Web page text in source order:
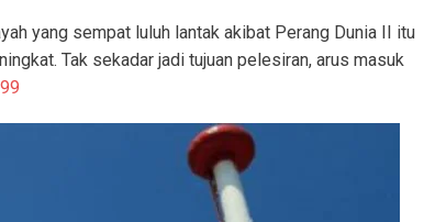
yang sempat luluh lantak akibat Perang Dunia II itu
Tak sekadar jadi tujuan pelesiran, arus masuk